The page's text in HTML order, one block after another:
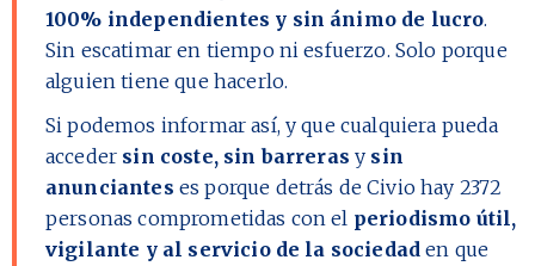
100% independientes y sin ánimo de lucro.
Sin escatimar en tiempo ni esfuerzo. Solo porque
alguien tiene que hacerlo.
Si podemos informar así, y que cualquiera pueda
acceder sin coste, sin barreras y sin
anunciantes es porque detrás de Civio hay 2372
personas comprometidas con el periodismo útil,
vigilante y al servicio de la sociedad en que